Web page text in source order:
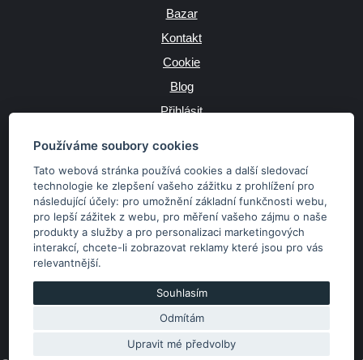
Používáme soubory cookies
Tato webová stránka používá cookies a další sledovací
technologie ke zlepšení vašeho zážitku z prohlížení pro
následující účely: pro umožnění základní funkčnosti webu,
pro lepší zážitek z webu, pro měření vašeho zájmu o naše
produkty a služby a pro personalizaci marketingových
interakcí,chcete-li zobrazovat reklamy které jsou pro vás
relevantnější.
Souhlasím
Odmítám
Upravit mé předvolby
Bazar
Kontakt
Cookie
Blog
Přihlásit
JAZYK
Kč €
Copyright © 2026 SubaruSTI.cz. Všechna práva vyhrazena.